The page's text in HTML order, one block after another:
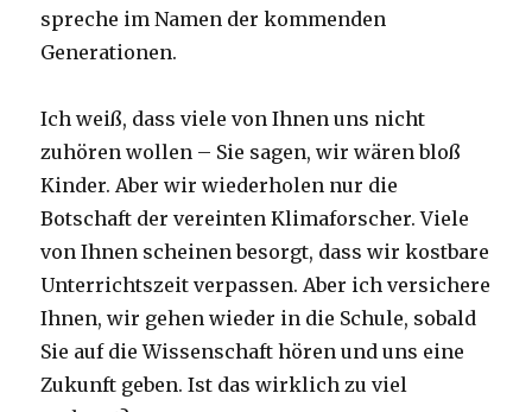
spreche im Namen der kommenden
Generationen.
Ich weiß, dass viele von Ihnen uns nicht
zuhören wollen – Sie sagen, wir wären bloß
Kinder. Aber wir wiederholen nur die
Botschaft der vereinten Klimaforscher. Viele
von Ihnen scheinen besorgt, dass wir kostbare
Unterrichtszeit verpassen. Aber ich versichere
Ihnen, wir gehen wieder in die Schule, sobald
Sie auf die Wissenschaft hören und uns eine
Zukunft geben. Ist das wirklich zu viel